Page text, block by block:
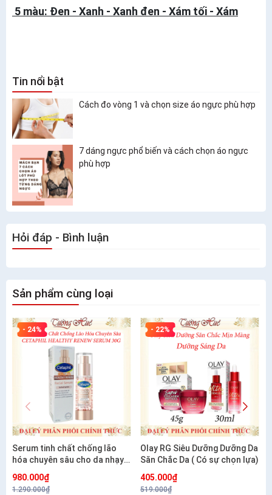
5 màu: Đen - Xanh - Xanh đen - Xám tối - Xám
Tin nổi bật
Cách đo vòng 1 và chọn size áo ngực phù hợp
7 dáng ngực phổ biến và cách chọn áo ngực
phù hợp
Hỏi đáp - Bình luận
Sản phẩm cùng loại
- 24%
Serum tinh chất chống lão
hóa chuyên sâu cho da nhạy
cảm CETAPHIL HEALTHY
RENEW SERUM 30G
980.000₫
1.290.000₫
- 22%
Olay RG Siêu Dưỡng Dưỡng Da
Săn Chắc Da ( Có sự chọn lựa)
405.000₫
519.000₫